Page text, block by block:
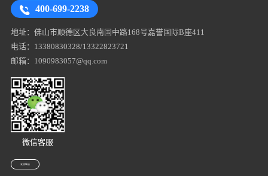
400-699-2238
地址：佛山市顺德区大良南国中路168号嘉誉国际B座411
电话：13380830328/13322823721
邮箱：1090983057@qq.com
微信客服
友情链接